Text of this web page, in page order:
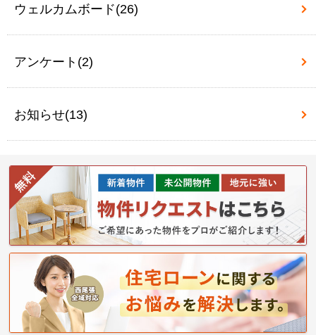
ウェルカムボード(26)
アンケート(2)
お知らせ(13)